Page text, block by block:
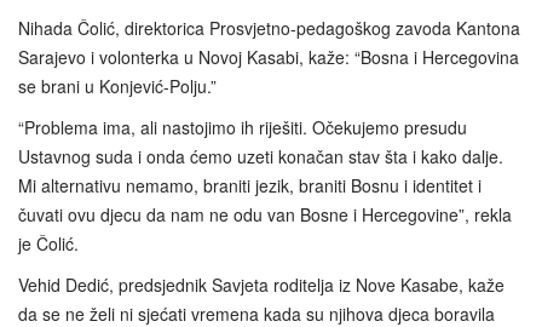
Nihada Čolić, direktorica Prosvjetno-pedagoškog zavoda Kantona
Sarajevo i volonterka u Novoj Kasabi, kaže: “Bosna i Hercegovina
se brani u Konjević-Polju.”
“Problema ima, ali nastojimo ih riješiti. Očekujemo presudu
Ustavnog suda i onda ćemo uzeti konačan stav šta i kako dalje.
Mi alternativu nemamo, braniti jezik, braniti Bosnu i identitet i
čuvati ovu djecu da nam ne odu van Bosne i Hercegovine”, rekla
je Čolić.
Vehid Dedić, predsjednik Savjeta roditelja iz Nove Kasabe, kaže
da se ne želi ni sjećati vremena kada su njihova djeca boravila